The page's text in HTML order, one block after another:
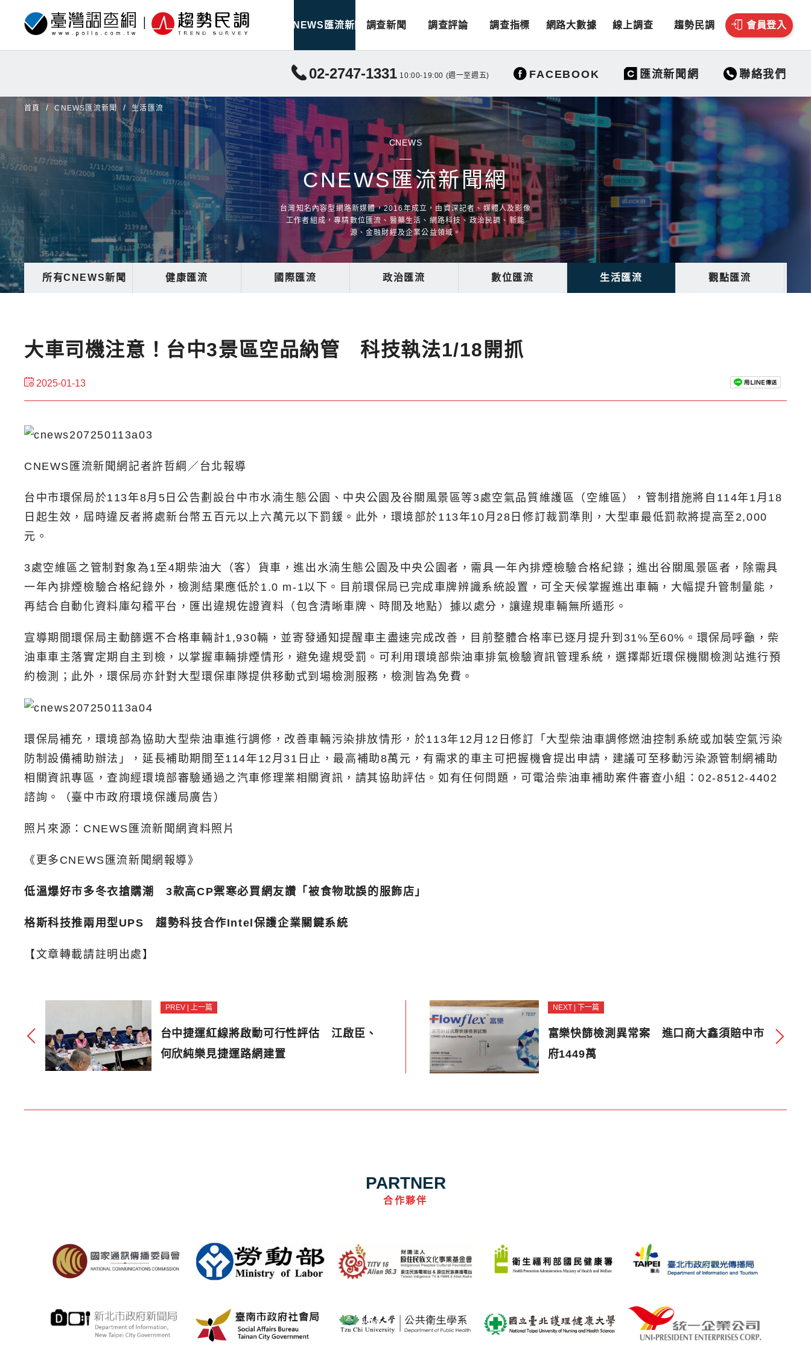
CNEWS匯流新聞 調查新聞 調查評論 調查指標 網路大數據 線上調查 趨勢民調 會員登入
02-2747-1331 10:00-19:00 (週一至週五) FACEBOOK 匯流新聞網 聯絡我們
首頁 CNEWS匯流新聞 生活匯流
CNEWS
CNEWS匯流新聞網
台灣知名內容型網路新媒體，2016年成立，由資深記者、媒體人及影像
工作者組成，專精數位匯流、醫藥生活、網路科技、政治民調、新能
源、金融財經及企業公益領域。
所有CNEWS新聞 健康匯流 國際匯流 政治匯流 數位匯流 生活匯流 觀點匯流
大車司機注意！台中3景區空品納管 科技執法1/18開抓
2025-01-13
CNEWS匯流新聞網記者許哲綱／台北報導
台中市環保局於113年8月5日公告劃設台中市水湳生態公園、中央公園及谷關風景區等3處空氣品質維護區（空維區），管制措施將自114年1月18
日起生效，屆時違反者將處新台幣五百元以上六萬元以下罰鍰。此外，環境部於113年10月28日修訂裁罰準則，大型車最低罰款將提高至2,000
元。
3處空維區之管制對象為1至4期柴油大（客）貨車，進出水湳生態公園及中央公園者，需具一年內排煙檢驗合格紀錄；進出谷關風景區者，除需具
一年內排煙檢驗合格紀錄外，檢測結果應低於1.0 m-1以下。目前環保局已完成車牌辨識系統設置，可全天候掌握進出車輛，大幅提升管制量能，
再結合自動化資料庫勾稽平台，匯出違規佐證資料（包含清晰車牌、時間及地點）據以處分，讓違規車輛無所遁形。
宣導期間環保局主動篩選不合格車輛計1,930輛，並寄發通知提醒車主盡速完成改善，目前整體合格率已逐月提升到31%至60%。環保局呼籲，柴
油車車主落實定期自主到檢，以掌握車輛排煙情形，避免違規受罰。可利用環境部柴油車排氣檢驗資訊管理系統，選擇鄰近環保機關檢測站進行預
約檢測；此外，環保局亦針對大型環保車隊提供移動式到場檢測服務，檢測皆為免費。
環保局補充，環境部為協助大型柴油車進行調修，改善車輛污染排放情形，於113年12月12日修訂「大型柴油車調修燃油控制系統或加裝空氣污染
防制設備補助辦法」，延長補助期間至114年12月31日止，最高補助8萬元，有需求的車主可把握機會提出申請，建議可至移動污染源管制網補助
相關資訊專區，查詢經環境部審驗通過之汽車修理業相關資訊，請其協助評估。如有任何問題，可電洽柴油車補助案件審查小組：02-8512-4402
諮詢。（臺中市政府環境保護局廣告）
照片來源：CNEWS匯流新聞網資料照片
《更多CNEWS匯流新聞網報導》
低溫爆好市多冬衣搶購潮 3款高CP禦寒必買網友讚「被食物耽誤的服飾店」
格斯科技推兩用型UPS 趨勢科技合作Intel保護企業關鍵系統
【文章轉載請註明出處】
PREV | 上一篇
台中捷運紅線將啟動可行性評估 江啟臣、
何欣純樂見捷運路網建置
NEXT | 下一篇
富樂快篩檢測異常案 進口商大鑫須賠中市
府1449萬
PARTNER
合作夥伴